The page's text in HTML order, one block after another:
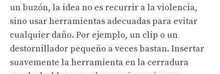
un buzón, la idea no es recurrir a la violencia,
sino usar herramientas adecuadas para evitar
cualquier daño. Por ejemplo, un clip o un
destornillador pequeño a veces bastan. Insertar
suavemente la herramienta en la cerradura